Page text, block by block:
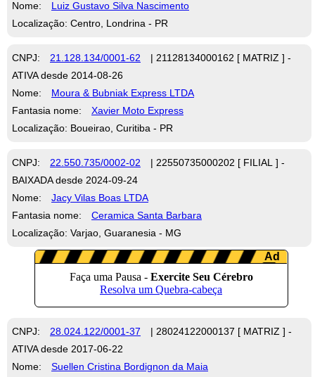
Nome:
Luiz Gustavo Silva Nascimento
Localização: Centro, Londrina - PR
CNPJ: 21.128.134/0001-62
| 21128134000162 [ MATRIZ ] -
ATIVA desde 2014-08-26
Nome:
Moura & Bubniak Express LTDA
Fantasia nome:
Xavier Moto Express
Localização: Boueirao, Curitiba - PR
CNPJ: 22.550.735/0002-02
| 22550735000202 [ FILIAL ] -
BAIXADA desde 2024-09-24
Nome:
Jacy Vilas Boas LTDA
Fantasia nome:
Ceramica Santa Barbara
Localização: Varjao, Guaranesia - MG
CNPJ: 28.024.122/0001-37
| 28024122000137 [ MATRIZ ] -
ATIVA desde 2017-06-22
Nome:
Suellen Cristina Bordignon da Maia